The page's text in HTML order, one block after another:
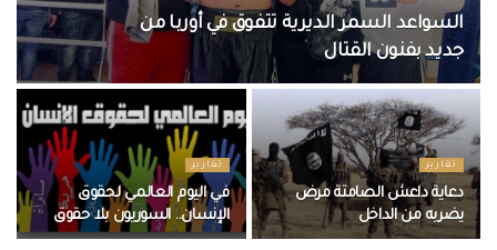
السواعد السمر الديرية تتفوق في أوربا من
جديد بفنون القتال
تقارير
دعاية داعش الصامتة مرض
يضربه من الداخل
تقارير
في اليوم العالمي لحقوق
الإنسان.. السوريون بلا حقوق